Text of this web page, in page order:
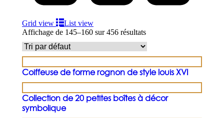
Grid view
List view
Affichage de 145–160 sur 456 résultats
Coiffeuse de forme rognon de style louis XVI
Collection de 20 petites boîtes à décor
symbolique